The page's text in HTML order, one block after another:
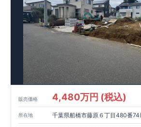
販売価格 4,480万円 (税込)
所在地 千葉県船橋市藤原６丁目480番